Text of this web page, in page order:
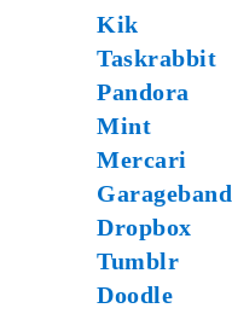
Kik
Taskrabbit
Pandora
Mint
Mercari
Garageband
Dropbox
Tumblr
Doodle